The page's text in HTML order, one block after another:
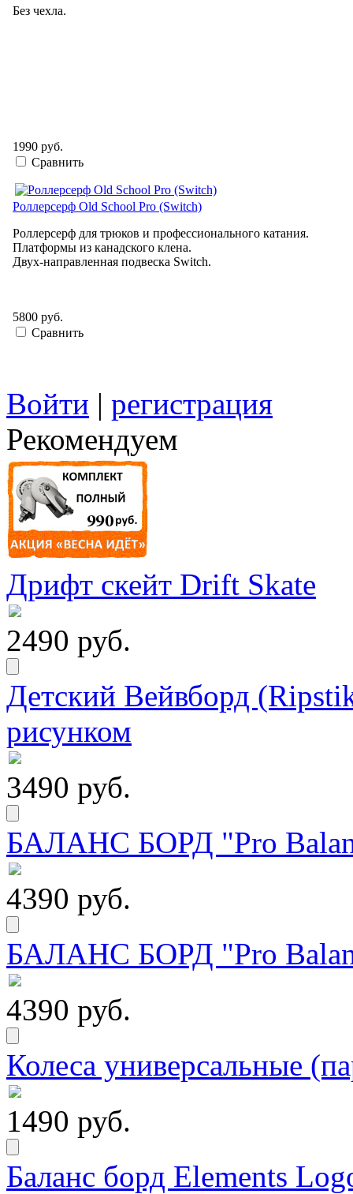
Без чехла.
1990 руб.
Сравнить
Роллерсерф Old School Pro (Switch)
Роллерсерф для трюков и профессионального катания.
Платформы из канадского клена.
Двух-направленная подвеска Switch.
5800 руб.
Сравнить
Войти | регистрация
Рекомендуем
Дрифт скейт Drift Skate
2490 руб.
Детский Вейвборд
рисунком
3490 руб.
БАЛАНС БОРД "Pro
4390 руб.
БАЛАНС БОРД "Pro
4390 руб.
Колеса универсальные
1490 руб.
Баланс борд Elements